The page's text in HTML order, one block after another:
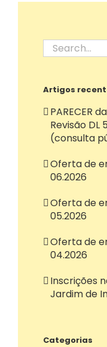
Search
for:
Artigos
PARECER
Revisão DL
(consulta
Oferta de
06.2026
Oferta de
05.2026
Oferta de
04.2026
Inscrições
Jardim de
Categorias